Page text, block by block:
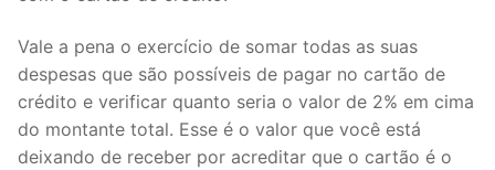
Vale a pena o exercício de somar todas as suas
despesas que são possíveis de pagar no cartão de
crédito e verificar quanto seria o valor de 2% em cima
do montante total. Esse é o valor que você está
deixando de receber por acreditar que o cartão é o